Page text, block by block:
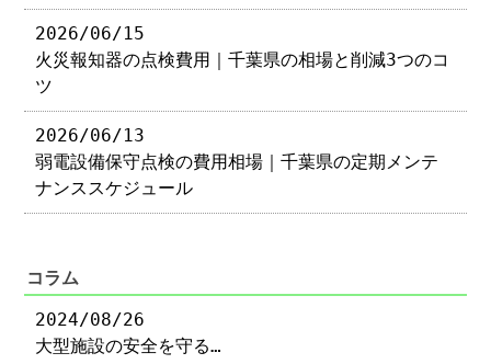
2026/06/15
火災報知器の点検費用｜千葉県の相場と削減3つのコ
ツ
2026/06/13
弱電設備保守点検の費用相場｜千葉県の定期メンテ
ナンススケジュール
コラム
2024/08/26
大型施設の安全を守る…